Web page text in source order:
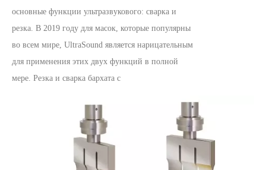
основные функции ультразвукового: сварка и
резка. В 2019 году для масок, которые популярны
во всем мире, UltraSound является нарицательным
для применения этих двух функций в полной
мере. Резка и сварка бархата c